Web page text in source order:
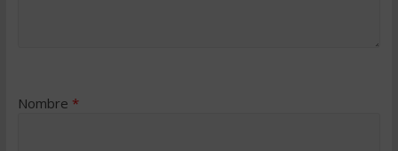
Nombre *